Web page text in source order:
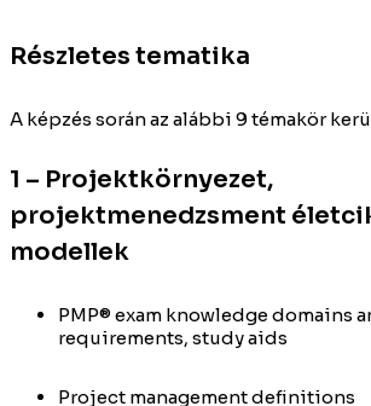
Részletes tematika
A képzés során az alábbi 9 témakör
1 – Projektkörnyezet,
projektmenedzsment
modellek
PMP® exam knowledge domains
requirements, study aids
Project management definitions